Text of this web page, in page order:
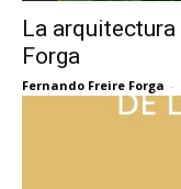
La
Forga
Fernando Freire Forga -